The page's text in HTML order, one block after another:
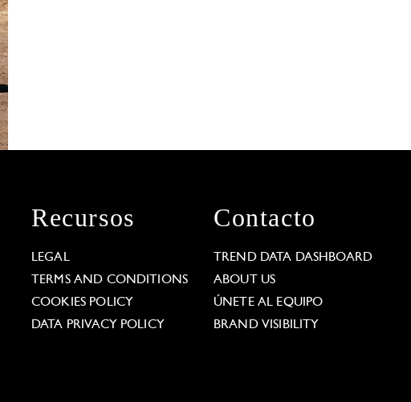
Recursos
LEGAL
TERMS AND CONDITIONS
COOKIES POLICY
DATA PRIVACY POLICY
Contacto
TREND DATA DASHBOARD
ABOUT US
ÚNETE AL EQUIPO
BRAND VISIBILITY